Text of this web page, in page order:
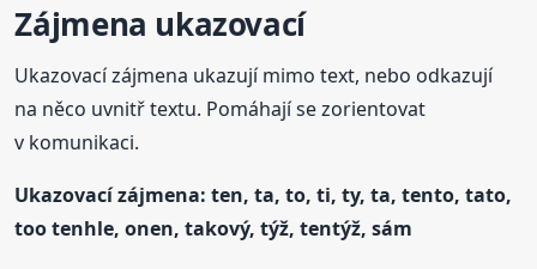
Zájmena ukazovací
Ukazovací zájmena ukazují mimo text, nebo odkazují
na něco uvnitř textu. Pomáhají se zorientovat
v komunikaci.
Ukazovací zájmena: ten, ta, to, ti, ty, ta, tento, tato,
too tenhle, onen, takový, týž, tentýž, sám